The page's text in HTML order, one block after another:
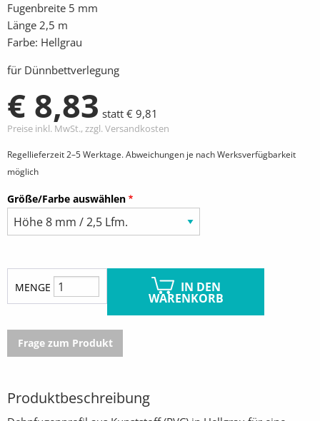
Fugenbreite 5 mm
Länge 2,5 m
Farbe: Hellgrau
für Dünnbettverlegung
€ 8,83 statt € 9,81
Preise inkl. MwSt., zzgl. Versandkosten
Regellieferzeit 2–5 Werktage. Abweichungen je nach Werksverfügbarkeit
möglich
Größe/Farbe auswählen
MENGE IN DEN
WARENKORB
Frage zum Produkt
Produktbeschreibung